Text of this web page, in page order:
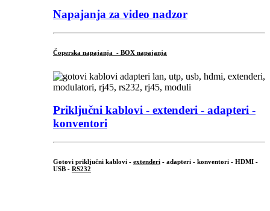
Napajanja za video nadzor
Čoperska napajanja - BOX napajanja
Priključni kablovi - extenderi - adapteri -
konventori
Gotovi priključni kablovi - extenderi - adapteri - konventori - HDMI -
USB - RS232